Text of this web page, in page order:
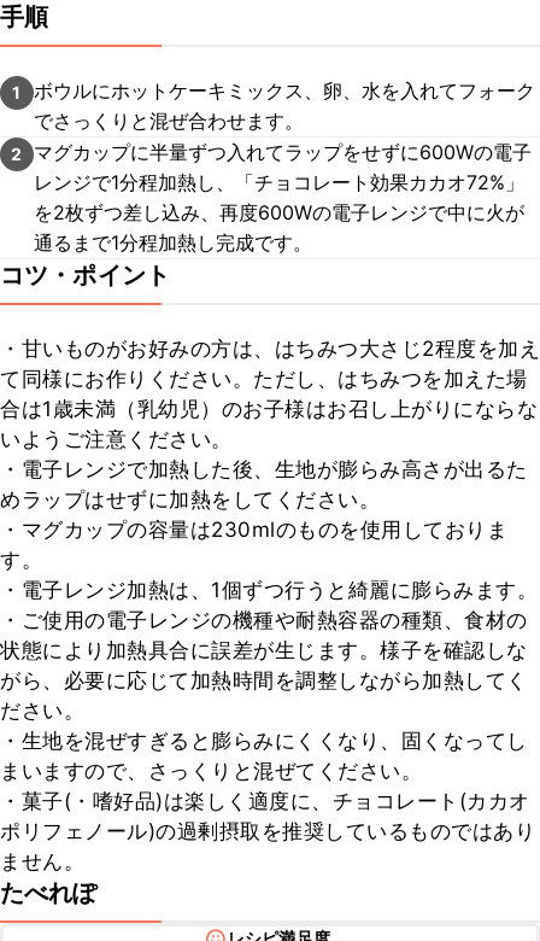
手順
1
ボウルにホットケーキミックス、卵、水を入れてフォーク
でさっくりと混ぜ合わせます。
2
マグカップに半量ずつ入れてラップをせずに600Wの電子
レンジで1分程加熱し、「チョコレート効果カカオ72%」
を2枚ずつ差し込み、再度600Wの電子レンジで中に火が
通るまで1分程加熱し完成です。
コツ・ポイント
・甘いものがお好みの方は、はちみつ大さじ2程度を加え
て同様にお作りください。ただし、はちみつを加えた場
合は1歳未満（乳幼児）のお子様はお召し上がりにならな
いようご注意ください。
・電子レンジで加熱した後、生地が膨らみ高さが出るた
めラップはせずに加熱をしてください。
・マグカップの容量は230mlのものを使用しておりま
す。
・電子レンジ加熱は、1個ずつ行うと綺麗に膨らみます。
・ご使用の電子レンジの機種や耐熱容器の種類、食材の
状態により加熱具合に誤差が生じます。様子を確認しな
がら、必要に応じて加熱時間を調整しながら加熱してく
ださい。
・生地を混ぜすぎると膨らみにくくなり、固くなってし
まいますので、さっくりと混ぜてください。
・菓子(・嗜好品)は楽しく適度に、チョコレート(カカオ
ポリフェノール)の過剰摂取を推奨しているものではあり
ません。
たべれぽ